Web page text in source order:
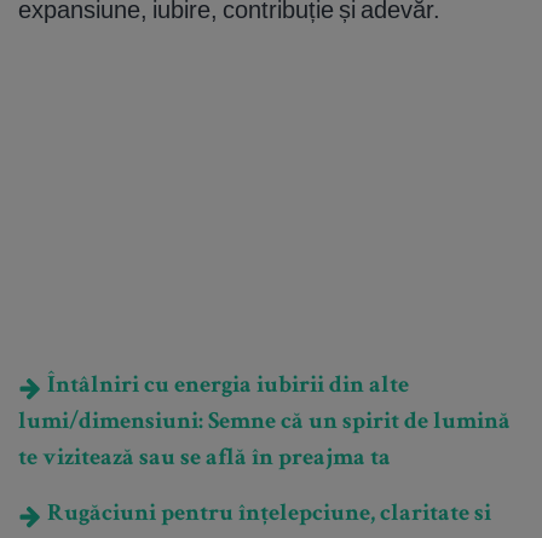
expansiune, iubire, contribuție și adevăr.
Întâlniri cu energia iubirii din alte
lumi/dimensiuni: Semne că un spirit de lumină
te vizitează sau se află în preajma ta
Rugăciuni pentru înțelepciune, claritate si